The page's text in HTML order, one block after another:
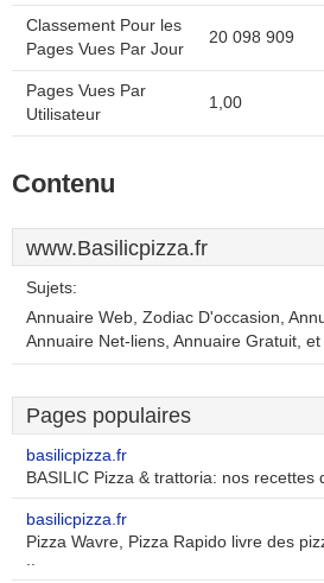
Classement Pour les
Pages Vues Par Jour
20 098 909
Pages Vues Par
Utilisateur
1,00
Contenu
www.Basilicpizza.fr
Sujets:
Annuaire Web, Zodiac D'occasion,
Annuaire Net-liens, Annuaire Gratuit,
Pages populaires
basilicpizza.fr
BASILIC Pizza & trattoria: nos recettes
basilicpizza.fr
Pizza Wavre, Pizza Rapido livre des
..